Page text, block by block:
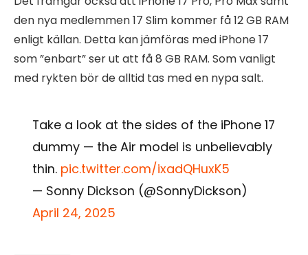
den nya medlemmen 17 Slim kommer få 12 GB RAM
enligt källan. Detta kan jämföras med iPhone 17
som ”enbart” ser ut att få 8 GB RAM. Som vanligt
med rykten bör de alltid tas med en nypa salt.
Take a look at the sides of the iPhone 17
dummy — the Air model is unbelievably
thin. pic.twitter.com/ixadQHuxK5
— Sonny Dickson (@SonnyDickson)
April 24, 2025